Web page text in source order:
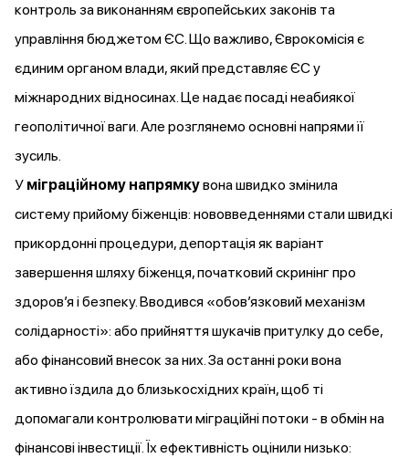
контроль за виконанням європейських законів та
управління бюджетом ЄС. Що важливо, Єврокомісія є
єдиним органом влади, який представляє ЄС у
міжнародних відносинах. Це надає посаді неабиякої
геополітичної ваги. Але розглянемо основні напрями її
зусиль.
У міграційному напрямкувона швидко змінила
систему прийому біженців: нововведеннями стали швидкі
прикордонні процедури, депортація як варіант
завершення шляху біженця, початковий скринінг про
здоровʼя і безпеку. Вводився «обов’язковий механізм
солідарності»: або прийняття шукачів притулку до себе,
або фінансовий внесок за них. За останні роки вона
активно їздила до близькосхідних країн, щоб ті
допомагали контролювати міграційні потоки - в обмін на
фінансові інвестиції. Їх ефективність оцінили низько: